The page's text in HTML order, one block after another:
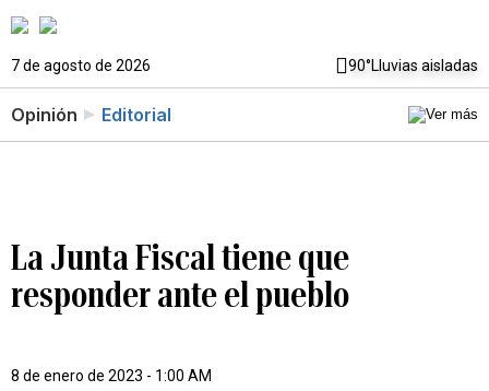
7 de agosto de 2026 90°Lluvias aisladas
Opinión Editorial
La Junta Fiscal tiene que
responder ante el pueblo
8 de enero de 2023 - 1:00 AM